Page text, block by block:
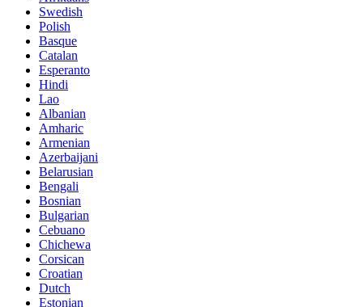
Swedish
Polish
Basque
Catalan
Esperanto
Hindi
Lao
Albanian
Amharic
Armenian
Azerbaijani
Belarusian
Bengali
Bosnian
Bulgarian
Cebuano
Chichewa
Corsican
Croatian
Dutch
Estonian